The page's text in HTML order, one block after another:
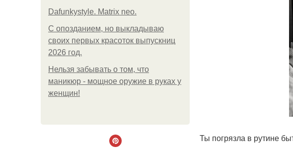
Dafunkystyle. Matrix neo.
С опозданием, но выкладываю
своих первых красоток выпускниц
2026 год.
Нельзя забывать о том, что
маникюр - мощное оружие в руках у
женщин!
Ты погрязла в рутине